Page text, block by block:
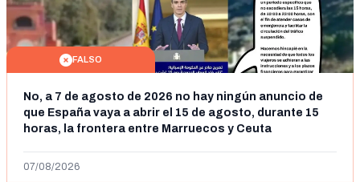
FALSO
No, a 7 de agosto de 2026 no hay ningún anuncio de
que España vaya a abrir el 15 de agosto, durante 15
horas, la frontera entre Marruecos y Ceuta
07/08/2026